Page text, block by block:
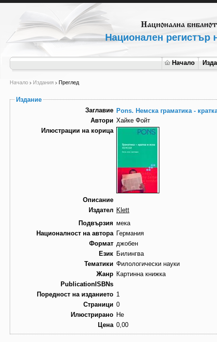
Национален регистър
Начало
Начало Издания Преглед
Издание
Заглавие Pons. Немска граматика -
Автори Хайке Фойт
Илюстрации на корица
Описание
Издател Klett
Подвързия мека
Националност на автора Германия
Формат джобен
Език Билингва
Тематики Филологически науки
Жанр Картинна книжка
PublicationISBNs
Поредност на изданието 1
Страници 0
Илюстрирано Не
Цена 0,00